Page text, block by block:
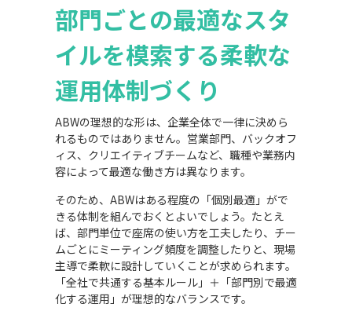
部門ごとの最適なスタ
イルを模索する柔軟な
運用体制づくり
ABWの理想的な形は、企業全体で一律に決めら
れるものではありません。営業部門、バックオフ
ィス、クリエイティブチームなど、職種や業務内
容によって最適な働き方は異なります。
そのため、ABWはある程度の「個別最適」がで
きる体制を組んでおくとよいでしょう。たとえ
ば、部門単位で座席の使い方を工夫したり、チー
ムごとにミーティング頻度を調整したりと、現場
主導で柔軟に設計していくことが求められます。
「全社で共通する基本ルール」＋「部門別で最適
化する運用」が理想的なバランスです。